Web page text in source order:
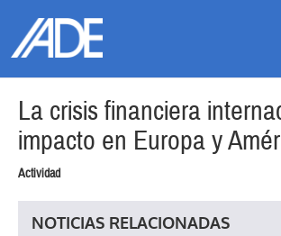
La crisis financiera
impacto en Europa y
Actividad
NOTICIAS RELACIONADAS